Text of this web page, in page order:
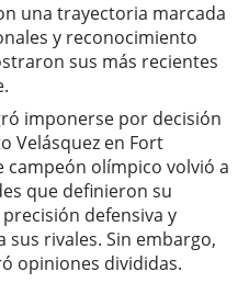
una trayectoria marcada
y reconocimiento
sus más recientes
imponerse por decisión
Velásquez en Fort
campeón olímpico volvió a
que definieron su
defensiva y
rivales. Sin embargo,
opiniones divididas.